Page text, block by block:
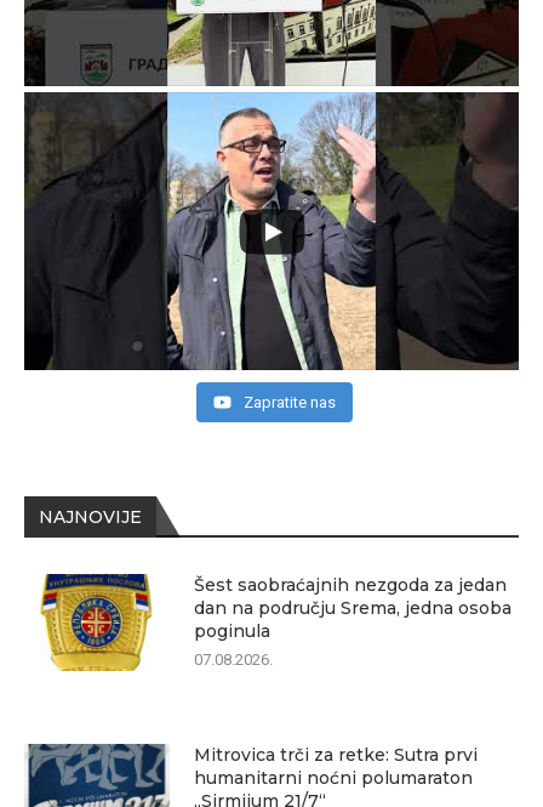
NAJNOVIJE
Šest saobraćajnih nezgoda za jedan
dan na području Srema, jedna osoba
poginula
07.08.2026.
Mitrovica trči za retke: Sutra prvi
humanitarni noćni polumaraton
„Sirmijum 21/7“
Zapratite nas